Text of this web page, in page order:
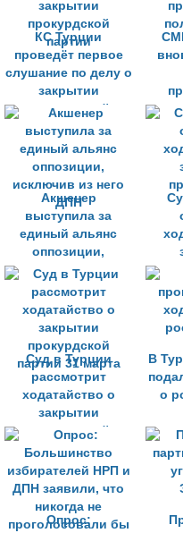
КС Турции
проведёт первое
слушание по делу о
закрытии
прокурдской
партии
Акшенер
выступила за
единый альянс
оппозиции,
исключив из него
ДПН
Суд в Турции
рассмотрит
ходатайство о
закрытии
прокурдской
партии 31 марта
В
о
Опрос: